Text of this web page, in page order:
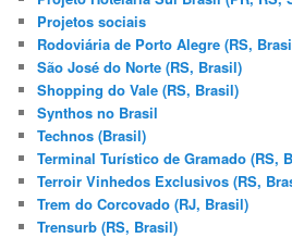
Projetos sociais
Rodoviária de Porto Alegre (RS,
São José do Norte (RS, Brasil)
Shopping do Vale (RS, Brasil)
Synthos no Brasil
Technos (Brasil)
Terminal Turístico de Gramado (RS,
Terroir Vinhedos Exclusivos (RS,
Trem do Corcovado (RJ, Brasil)
Trensurb (RS, Brasil)